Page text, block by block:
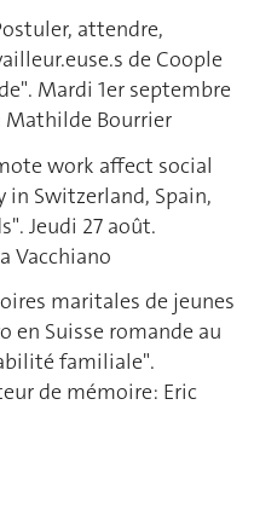
attendre,
de Coople
Mardi 1er septembre
Mathilde Bourrier
work affect social
in Switzerland, Spain,
Jeudi 27 août.
Vacchiano
maritales de jeunes
en Suisse romande au
familiale".
de mémoire: Eric